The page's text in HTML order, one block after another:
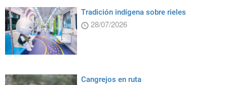
Tradición indígena sobre rieles
28/07/2026
Cangrejos en ruta